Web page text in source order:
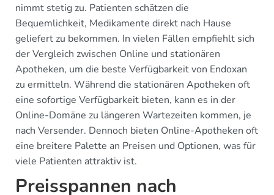
nimmt stetig zu. Patienten schätzen die
Bequemlichkeit, Medikamente direkt nach Hause
geliefert zu bekommen. In vielen Fällen empfiehlt sich
der Vergleich zwischen Online und stationären
Apotheken, um die beste Verfügbarkeit von Endoxan
zu ermitteln. Während die stationären Apotheken oft
eine sofortige Verfügbarkeit bieten, kann es in der
Online-Domäne zu längeren Wartezeiten kommen, je
nach Versender. Dennoch bieten Online-Apotheken oft
eine breitere Palette an Preisen und Optionen, was für
viele Patienten attraktiv ist.
Preisspannen nach